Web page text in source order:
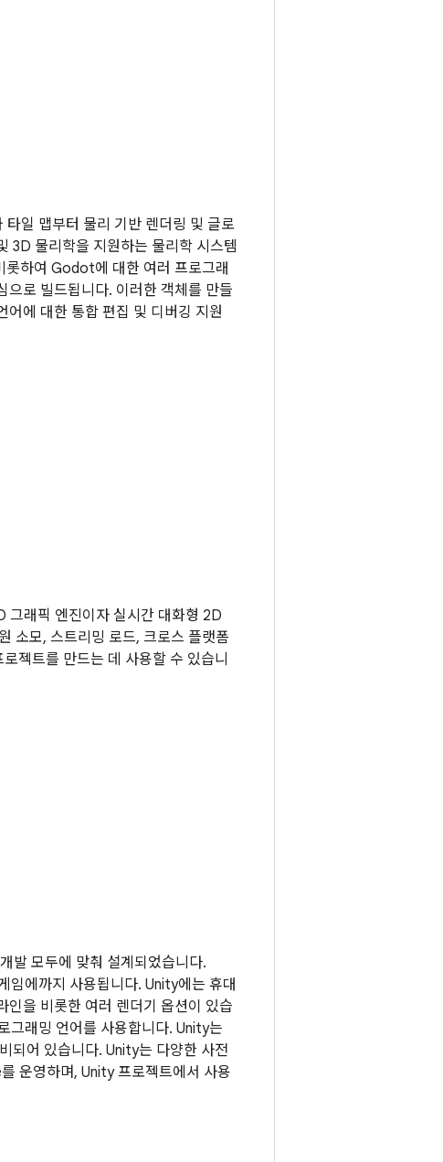
일 맵부터 물리 기반 렌더링 및 글로
3D 물리학을 지원하는 물리학 시스템
하여 Godot에 대한 여러 프로그래
로 빌드됩니다. 이러한 객체를 만들
에 대한 통합 편집 및 디버깅 지원
래픽 엔진이자 실시간 대화형 2D
소모, 스트리밍 로드, 크로스 플랫폼
젝트를 만드는 데 사용할 수 있습니
발 모두에 맞춰 설계되었습니다.
임에까지 사용됩니다. Unity에는 휴대
을 비롯한 여러 렌더기 옵션이 있습
그래밍 언어를 사용합니다. Unity는
되어 있습니다. Unity는 다양한 사전
운영하며, Unity 프로젝트에서 사용